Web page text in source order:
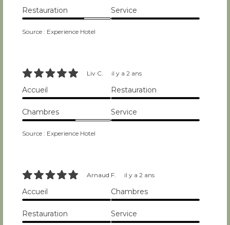
Restauration
Service
Source : Experience Hotel
10/10 Liv C. il y a 2 ans
Accueil
Restauration
Chambres
Service
Source : Experience Hotel
10/10 Arnaud F. il y a 2 ans
Accueil
Chambres
Restauration
Service